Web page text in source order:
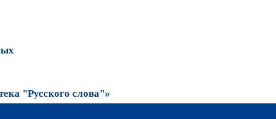
"Русского слова"»